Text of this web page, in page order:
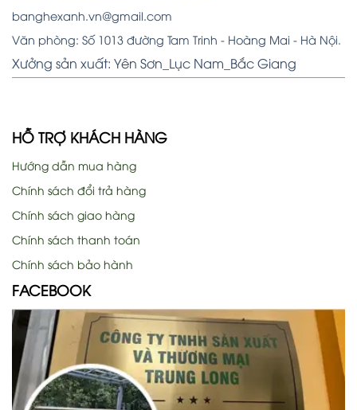
banghexanh.vn@gmail.com
Văn phòng: Số 1013 đường Tam Trinh - Hoàng Mai - Hà Nội.
Xưởng sản xuất: Yên Sơn_Lục Nam_Bắc Giang
HỖ TRỢ KHÁCH HÀNG
Hướng dẫn mua hàng
Chính sách đổi trả hàng
Chính sách giao hàng
Chính sách thanh toán
Chính sách bảo hành
FACEBOOK